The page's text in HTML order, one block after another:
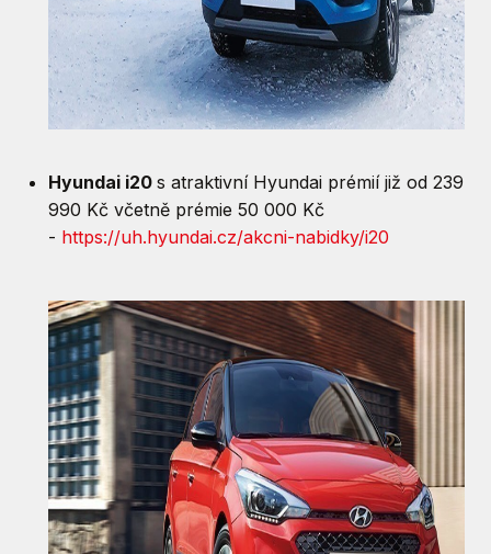
Hyundai i20 s atraktivní Hyundai prémií již od 239
990 Kč včetně prémie 50 000 Kč
- https://uh.hyundai.cz/akcni-nabidky/i20